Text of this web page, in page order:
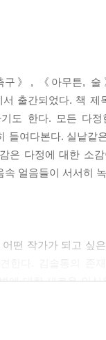
였다. 그래서인지
그려졌는지 비교하
사위, 어쩐지 당당
직접 사골을? 그
넘게 네 차례에 걸
리고 가루로 빻아서
라 J는 이틀간 거
구》, 《아무튼,
출간되었다. 책 제
도 한다. 모든 다
들여다본다. 실낱
은 다정에 대한 소
속 얼음들이 서서히
떤 작가가 되고 싶
에 대한 새로운 인
경했고, 아껴왔던